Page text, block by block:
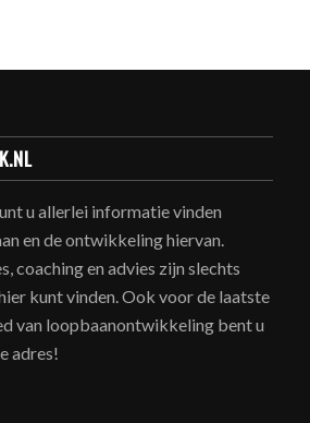
u allerlei informatie vinden
en de ontwikkeling hiervan.
coaching en advies zijn slechts
kunt vinden. Ook voor de laatste
van loopbaanontwikkeling bent u
adres!